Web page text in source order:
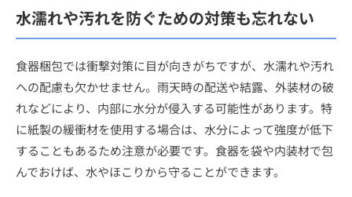
水濡れや汚れを防ぐための対策も忘れない
食器梱包では衝撃対策に目が向きがちですが、水濡れや汚れ
への配慮も欠かせません。雨天時の配送や結露、外装材の破
れなどにより、内部に水分が侵入する可能性があります。特
に紙製の緩衝材を使用する場合は、水分によって強度が低下
することもあるため注意が必要です。食器を袋や内装材で包
んでおけば、水やほこりから守ることができます。